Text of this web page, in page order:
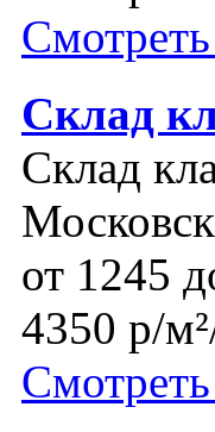
Склад
Склад
от 1245
4350 р/